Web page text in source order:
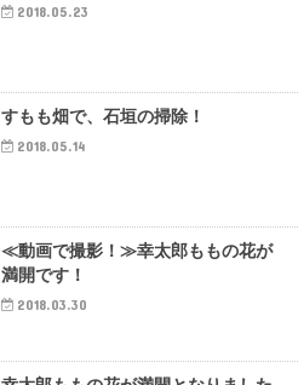
2018.05.23
すもも畑で、石垣の掃除！
2018.05.14
≪動画で撮影！≫幸太郎ももの花が
満開です！
2018.03.30